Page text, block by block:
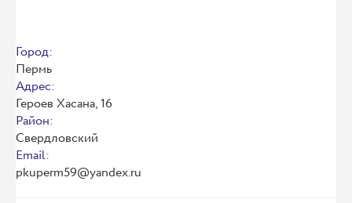
Город:
Пермь
Адрес:
Героев Хасана, 16
Район:
Свердловский
Email:
pkuperm59@yandex.ru